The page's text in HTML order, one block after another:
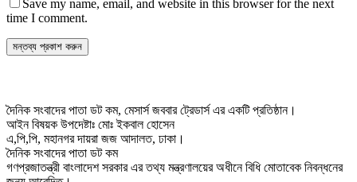
Save my name, email, and website in this browser for the next
time I comment.
দৈনিক সংবাদের পাতা ডট কম, মেসার্স জববার ট্রেডার্স এর একটি প্রতিষ্ঠান।
আইন বিষয়ক উপদেষ্টাঃ মোঃ ইকবাল হোসেন
এ,পি,পি, মহানগর দায়রা জজ আদালত, ঢাকা।
দৈনিক সংবাদের পাতা ডট কম
গণপ্রজাতন্ত্রী বাংলাদেশ সরকার এর তথ্য মন্ত্রণালয়ের অধীনে বিধি মোতাবেক নিবন্ধনের